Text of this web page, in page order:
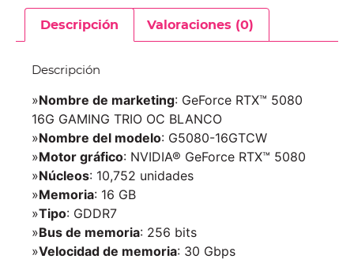
Descripción Valoraciones (0)
Descripción
»Nombre de marketing: GeForce RTX™ 5080
16G GAMING TRIO OC BLANCO
»Nombre del modelo: G5080-16GTCW
»Motor gráfico: NVIDIA® GeForce RTX™ 5080
»Núcleos: 10,752 unidades
»Memoria: 16 GB
»Tipo: GDDR7
»Bus de memoria: 256 bits
»Velocidad de memoria: 30 Gbps